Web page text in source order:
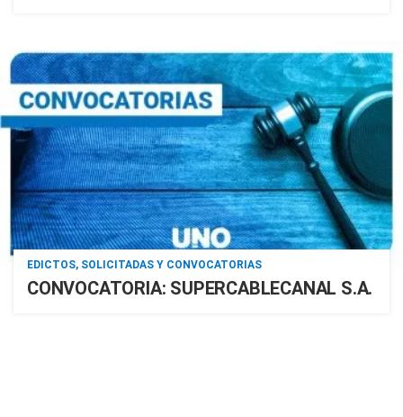
EDICTOS, SOLICITADAS Y CONVOCATORIAS
CONVOCATORIA: SUPERCABLECANAL S.A.